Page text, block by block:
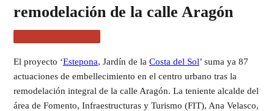
remodelación de la calle Aragón
El proyecto ‘Estepona, Jardín de la Costa del Sol’ suma ya 87
actuaciones de embellecimiento en el centro urbano tras la
remodelación integral de la calle Aragón. La teniente alcalde del
área de Fomento, Infraestructuras y Turismo (FIT), Ana Velasco,